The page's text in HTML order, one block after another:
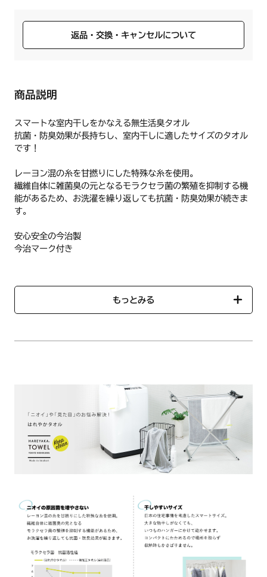
返品・交換・キャンセルについて
商品説明
スマートな室内干しをかなえる無生活臭タオル
抗菌・防臭効果が長持ちし、室内干しに適したサイズのタオル
です！
レーヨン混の糸を甘撚りにした特殊な糸を使用。
繊維自体に雑菌臭の元となるモラクセラ菌の繁殖を抑制する機
能があるため、お洗濯を繰り返しても抗菌・防臭効果が続きま
す。
安心安全の今治製
今治マーク付き
●サイズ：（バスタオル）50×120cm
●生産国：日本製（今治）
●組成：綿70％レーヨン30％
●備考：抗菌防臭加工
もっとみる